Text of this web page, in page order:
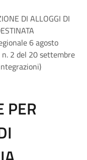
DI ALLOGGI DI
6 agosto
2 del 20 settembre
PER